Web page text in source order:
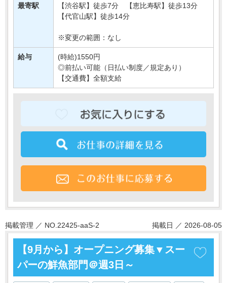
な・・・
最寄駅
【渋谷駅】徒歩7分 【恵比寿駅】徒歩13分
【代官山駅】徒歩14分
※変更の範囲：なし
給与
(時給)1550円
◎前払い可能（日払い制度／規定あり）
【交通費】全額支給
掲載管理 ／ NO.22425-aaS-2 掲載日 ／ 2026-08-05
【9月から】オープニング募集▼スー
パーの鮮魚部門＠週3日～